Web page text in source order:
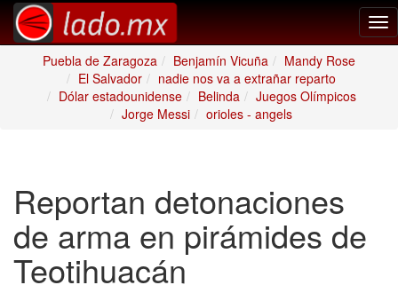
Puebla de Zaragoza
Benjamín Vicuña
Mandy Rose
El Salvador
nadie nos va a extrañar reparto
Dólar estadounidense
Belinda
Juegos Olímpicos
Jorge Messi
orioles - angels
Reportan detonaciones
de arma en pirámides de
Teotihuacán